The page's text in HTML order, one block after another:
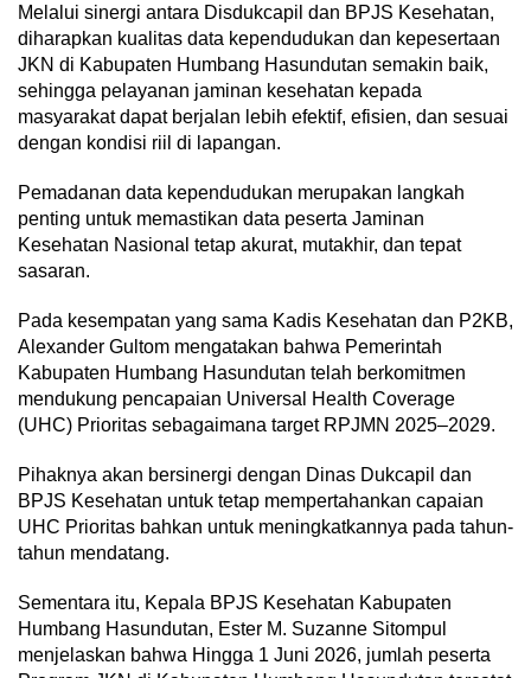
Melalui sinergi antara Disdukcapil dan BPJS Kesehatan,
diharapkan kualitas data kependudukan dan kepesertaan
JKN di Kabupaten Humbang Hasundutan semakin baik,
sehingga pelayanan jaminan kesehatan kepada
masyarakat dapat berjalan lebih efektif, efisien, dan sesuai
dengan kondisi riil di lapangan.
Pemadanan data kependudukan merupakan langkah
penting untuk memastikan data peserta Jaminan
Kesehatan Nasional tetap akurat, mutakhir, dan tepat
sasaran.
Pada kesempatan yang sama Kadis Kesehatan dan P2KB,
Alexander Gultom mengatakan bahwa Pemerintah
Kabupaten Humbang Hasundutan telah berkomitmen
mendukung pencapaian Universal Health Coverage
(UHC) Prioritas sebagaimana target RPJMN 2025–2029.
Pihaknya akan bersinergi dengan Dinas Dukcapil dan
BPJS Kesehatan untuk tetap mempertahankan capaian
UHC Prioritas bahkan untuk meningkatkannya pada tahun-
tahun mendatang.
Sementara itu, Kepala BPJS Kesehatan Kabupaten
Humbang Hasundutan, Ester M. Suzanne Sitompul
menjelaskan bahwa Hingga 1 Juni 2026, jumlah peserta